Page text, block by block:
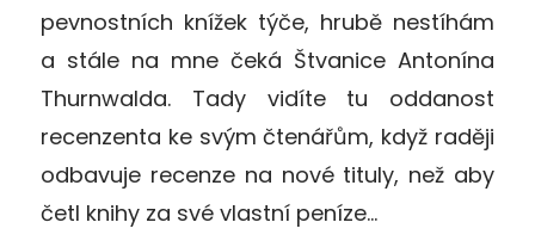
pevnostních knížek týče, hrubě nestíhám
a stále na mne čeká Štvanice Antonína
Thurnwalda. Tady vidíte tu oddanost
recenzenta ke svým čtenářům, když raději
odbavuje recenze na nové tituly, než aby
četl knihy za své vlastní peníze…